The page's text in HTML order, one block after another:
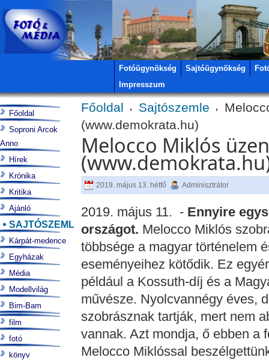
Fotóügynökség Sajtóügynökség
Impresszum
Főoldal Sajtószemle
(www.demokrata.hu)
Melocco Miklós
2019. május 13. hétfő Adminisztrátor
2019. május 11. - Ennyire
országot. Melocco Miklós
többsége a magyar történelem
eseményeihez kötődik. Ez
például a Kossuth-díj és a
művésze. Nyolcvannégy éves,
szobrásznak tartják, mert nem
vannak. Azt mondja, ő ebben a
Melocco Miklóssal
Főoldal
Soproni Arcok
Anno
Hírek
Krónika
Kritika
Ajánló
SAJTÓSZEMLE
Kárpát-medence
Egyházak
Média
Modellvilág
Bim-Bam
film
fotó
könyv